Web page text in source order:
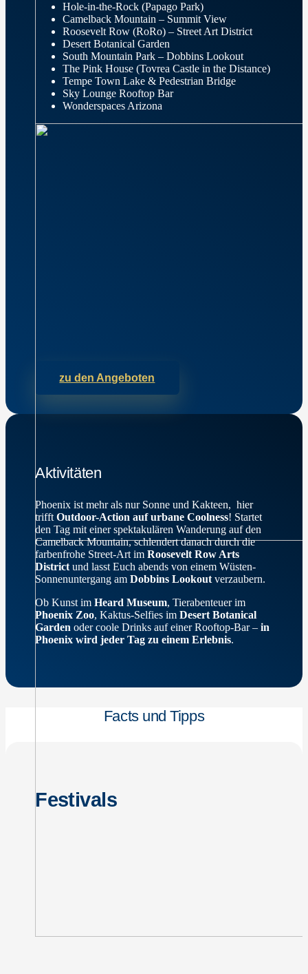
Hole-in-the-Rock (Papago Park)
Camelback Mountain – Summit View
Roosevelt Row (RoRo) – Street Art District
Desert Botanical Garden
South Mountain Park – Dobbins Lookout
The Pink House (Tovrea Castle in the Distance)
Tempe Town Lake & Pedestrian Bridge
Sky Lounge Rooftop Bar
Wonderspaces Arizona
zu den Angeboten
Aktivitäten
Phoenix ist mehr als nur Sonne und Kakteen, hier
trifftOutdoor-Action auf urbane Coolness! Startet
den Tag mit einer spektakulären Wanderung auf den
Camelback Mountain, schlendert danach durch die
farbenfrohe Street-Art imRoosevelt Row Arts
Districtund lasst Euch abends von einem Wüsten-
Sonnenuntergang amDobbins Lookoutverzaubern.
Ob Kunst imHeard Museum, Tierabenteuer im
Phoenix Zoo, Kaktus-Selfies imDesert Botanical
Garden oder coole Drinks auf einer Rooftop-Bar –in
Phoenix wird jeder Tag zu einem Erlebnis.
Facts und Tipps
Festivals